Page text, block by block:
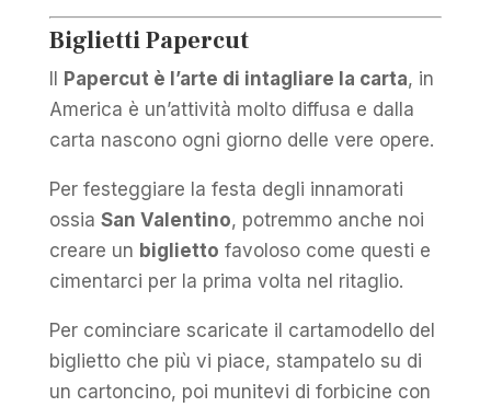
Biglietti Papercut
Il Papercut è l’arte di intagliare la carta, in
America è un’attività molto diffusa e dalla
carta nascono ogni giorno delle vere opere.
Per festeggiare la festa degli innamorati
ossia San Valentino, potremmo anche noi
creare un biglietto favoloso come questi e
cimentarci per la prima volta nel ritaglio.
Per cominciare scaricate il cartamodello del
biglietto che più vi piace, stampatelo su di
un cartoncino, poi munitevi di forbicine con